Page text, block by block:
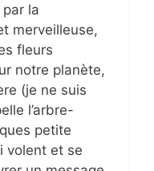
la
merveilleuse,
fleurs
notre planète,
(je ne suis
l’arbre-
petite
volent et se